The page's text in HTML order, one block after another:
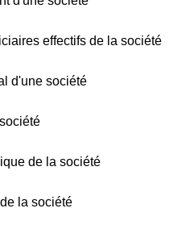
effectifs de la société
d'une société
de la société
la société